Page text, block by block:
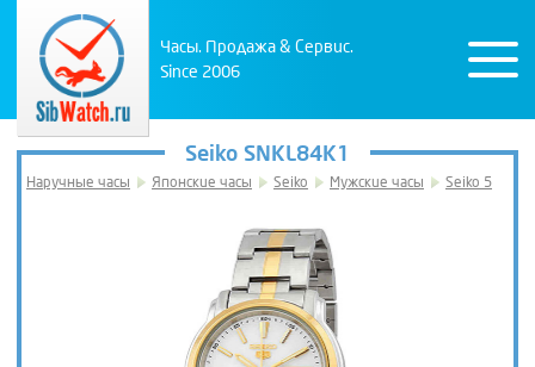
Часы. Продажа & Сервис.
Since 2006
Seiko SNKL84K1
Наручные часы Японские часы Seiko Мужские часы Seiko 5